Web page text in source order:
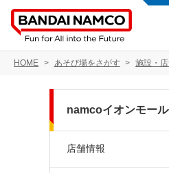
HOME あそび場をさがす 施設・
namcoイオンモー
店舗情報